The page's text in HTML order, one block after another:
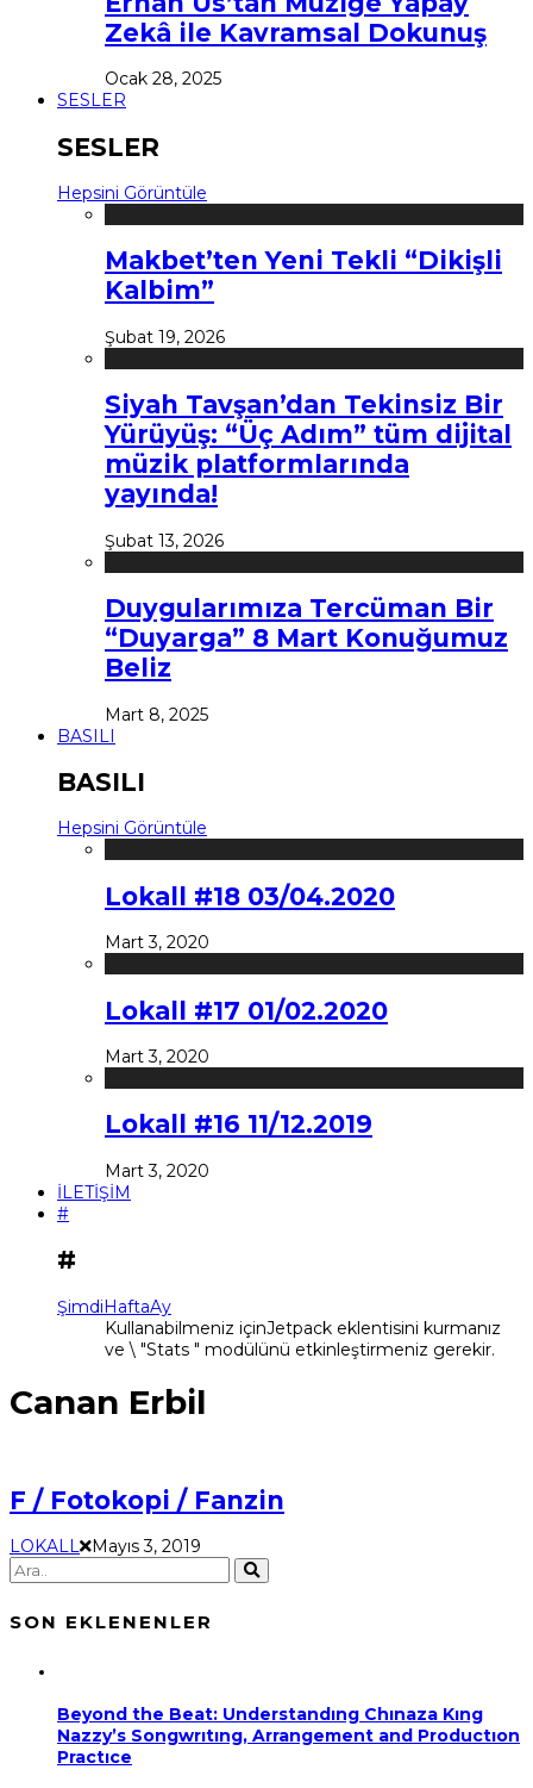
Zekâ ile Kavramsal Dokunuş
Ocak 28, 2025
SESLER
SESLER
Hepsini Görüntüle
Makbet’ten Yeni Tekli “Dikişli
Kalbim”
Şubat 19, 2026
Siyah Tavşan’dan Tekinsiz Bir
Yürüyüş: “Üç Adım” tüm dijital
müzik platformlarında
yayında!
Şubat 13, 2026
Duygularımıza Tercüman Bir
“Duyarga” 8 Mart Konuğumuz
Beliz
Mart 8, 2025
BASILI
BASILI
Hepsini Görüntüle
Lokall #18 03/04.2020
Mart 3, 2020
Lokall #17 01/02.2020
Mart 3, 2020
Lokall #16 11/12.2019
Mart 3, 2020
İLETİŞİM
#
#
ŞimdiHaftaAy
Kullanabilmeniz içinJetpack eklentisini kurmanız
ve \ "Stats " modülünü etkinleştirmeniz gerekir.
Canan Erbil
F / Fotokopi / Fanzin
LOKALL Mayıs 3, 2019
SON EKLENENLER
Beyond the Beat: Understandıng Chınaza Kıng
Nazzy’s Songwrıtıng, Arrangement and Productıon
Practıce